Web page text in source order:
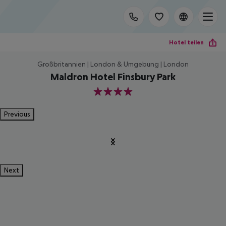
Hotel teilen
Großbritannien | London & Umgebung | London
Maldron Hotel Finsbury Park
4
Previous
Next